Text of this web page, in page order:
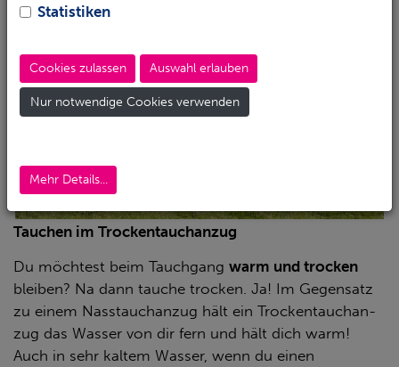
Tauchen im Trockentauchanzug
Du möch­test beim Tauch­gang warm und tro­cken
blei­ben? Na dann tau­che tro­cken. Ja! Im Ge­gen­satz
zu einem Nasstauch­an­zug hält ein Tro­ck­en­tauch­an­
zug das Was­ser von dir fern und hält dich warm!
Auch in sehr kal­tem Was­ser, wenn du einen
Statistiken
Cookies zulassen Auswahl erlauben
Nur notwendige Cookies verwenden
Mehr Details...